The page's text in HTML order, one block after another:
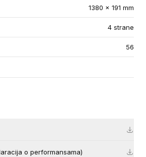
1380 x 191 mm
4 strane
56
o performansama)